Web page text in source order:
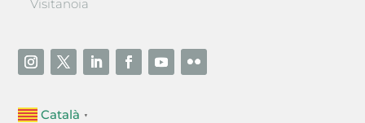
Visitanoia
Català ▼